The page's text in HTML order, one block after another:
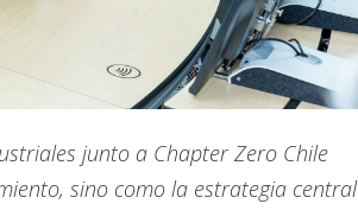
junto a Chapter Zero Chile
sino como la estrategia central